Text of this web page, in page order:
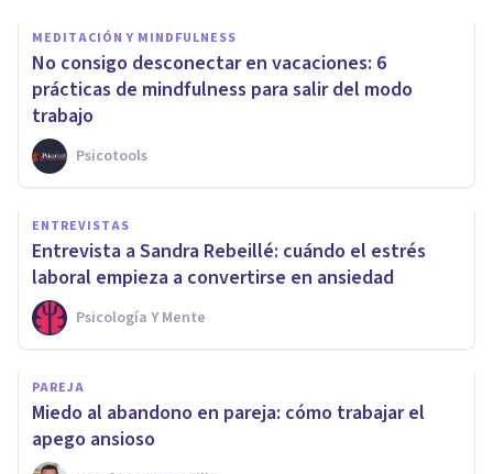
MEDITACIÓN Y MINDFULNESS
No consigo desconectar en vacaciones: 6
prácticas de mindfulness para salir del modo
trabajo
Psicotools
ENTREVISTAS
Entrevista a Sandra Rebeillé: cuándo el estrés
laboral empieza a convertirse en ansiedad
Psicología Y Mente
PAREJA
Miedo al abandono en pareja: cómo trabajar el
apego ansioso